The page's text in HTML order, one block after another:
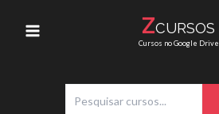
Menu
ZCURSOS
Cursos no Google Drive